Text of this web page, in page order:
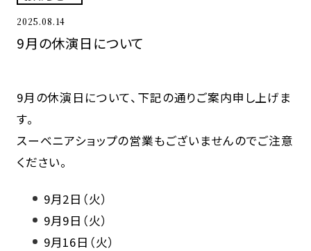
2025.08.14
9月の休演日について
9月の休演日について、下記の通りご案内申し上げま
す。
スーベニアショップの営業もございませんのでご注意
ください。
9月2日（火）
9月9日（火）
9月16日（火）